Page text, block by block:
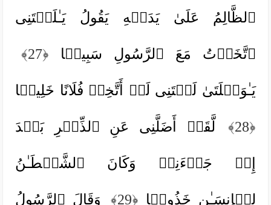
ٱلظَّالِمُ عَلَىٰ یَدَیۡهِ یَقُولُ یَـٰلَیۡتَنِی
ٱتَّخَذۡتُ مَعَ ٱلرَّسُولِ سَبِیلࣰا ﴿27﴾
یَـٰوَیۡلَتَىٰ لَیۡتَنِی لَمۡ أَتَّخِذۡ فُلَانًا خَلِیلࣰا
﴿28﴾ لَّقَدۡ أَضَلَّنِی عَنِ ٱلذِّكۡرِ بَعۡدَ
إِذۡ جَاۤءَنِیۗ وَكَانَ ٱلشَّیۡطَـٰنُ
لِلۡإِنسَـٰنِ خَذُولࣰا ﴿29﴾ وَقَالَ ٱلرَّسُولُ